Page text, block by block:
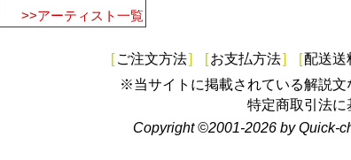
>>アーティスト一覧
[ ご注文方法] [お支払方法] [配送送
※当サイトに掲載されている解説文
特定商取引法に
Copyright ©2001-2026 by Quick-